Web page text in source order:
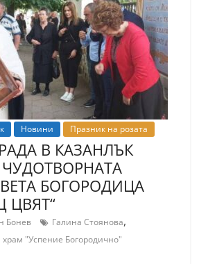
Новини Празник на розата
В КАЗАНЛЪК
БОГОРОДИЦА
ЦВЯТ“
Бонев Галина Стоянова,
храм "Успение Богородично"